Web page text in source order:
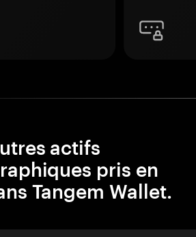
actifs
pris en
Tangem Wallet.